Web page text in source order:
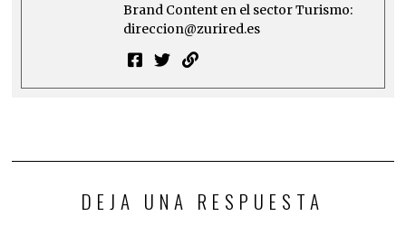
Brand Content en el sector Turismo:
direccion@zurired.es
DEJA UNA RESPUESTA